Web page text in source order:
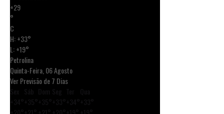
+29
°
C
H:+33°
L:+19°
Petrolina
Quinta-Feira, 06 Agosto
Ver Previsão de 7 Dias